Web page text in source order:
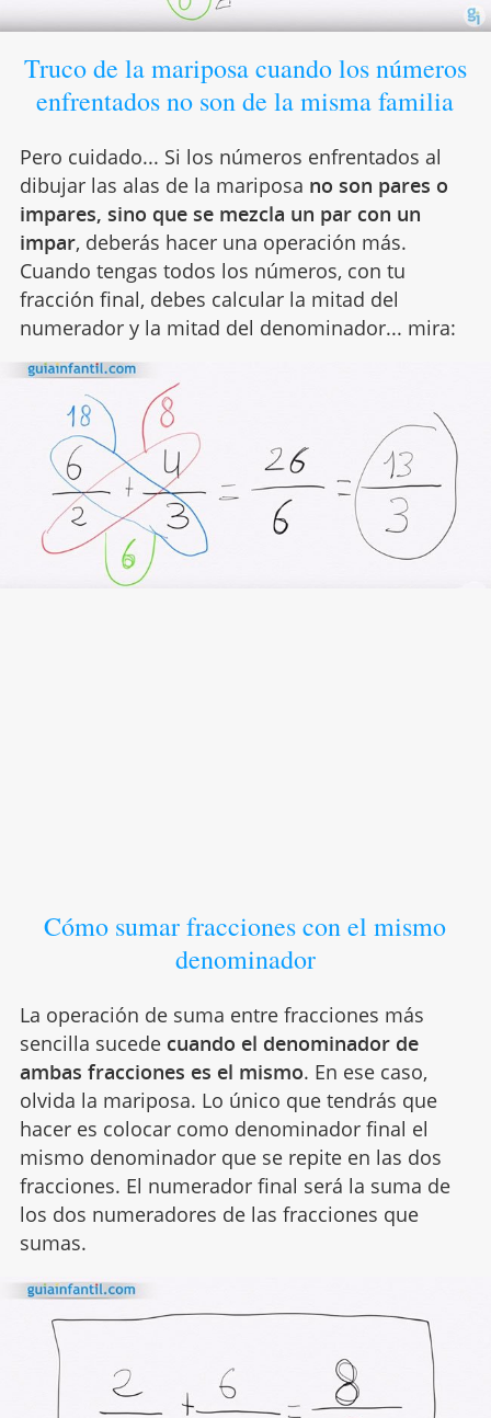
Truco de la mariposa cuando los números
enfrentados no son de la misma familia
Pero cuidado... Si los números enfrentados al
dibujar las alas de la mariposa no son pares o
impares, sino que se mezcla un par con un
impar, deberás hacer una operación más.
Cuando tengas todos los números, con tu
fracción final, debes calcular la mitad del
numerador y la mitad del denominador... mira:
Cómo sumar fracciones con el mismo
denominador
La operación de suma entre fracciones más
sencilla sucede cuando el denominador de
ambas fracciones es el mismo. En ese caso,
olvida la mariposa. Lo único que tendrás que
hacer es colocar como denominador final el
mismo denominador que se repite en las dos
fracciones. El numerador final será la suma de
los dos numeradores de las fracciones que
sumas.